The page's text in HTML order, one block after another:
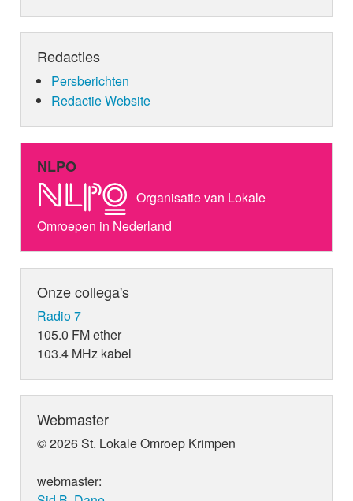
Redacties
Persberichten
Redactie Website
NLPO
Organisatie van Lokale
Omroepen in Nederland
Onze collega's
Radio 7
105.0 FM ether
103.4 MHz kabel
Webmaster
© 2026 St. Lokale Omroep Krimpen
webmaster: